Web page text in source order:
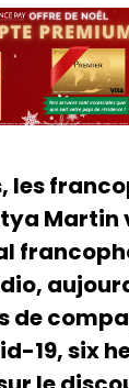
les
Martin
de
19, six